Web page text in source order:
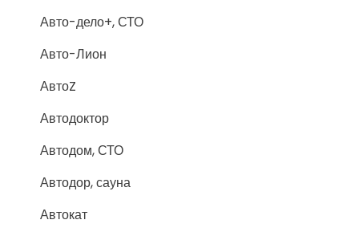
Авто-дело+, СТО
Авто-Лион
АвтоZ
Автодоктор
Автодом, СТО
Автодор, сауна
Автокат